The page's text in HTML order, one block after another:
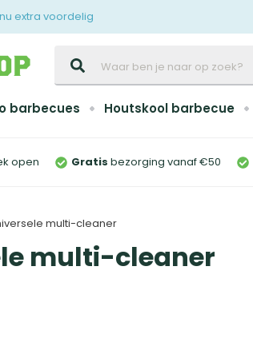
extra voordelig
barbecues Houtskool barbecue
open Gratis bezorging vanaf €50
multi-cleaner
multi-cleaner